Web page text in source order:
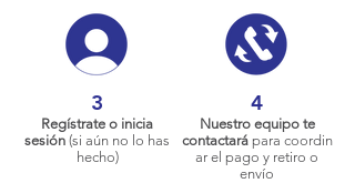
3
Regístrate o inicia
sesión (si aún no lo has
hecho)
4
Nuestro equipo te
contactarápara coordin
ar el pago y retiro o
envío